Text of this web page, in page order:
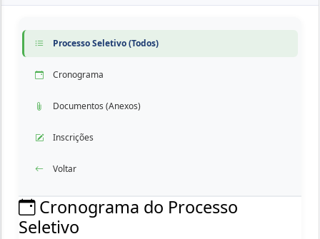
Processo Seletivo (Todos)
Cronograma
Documentos (Anexos)
Inscrições
Voltar
Cronograma do Processo
Seletivo